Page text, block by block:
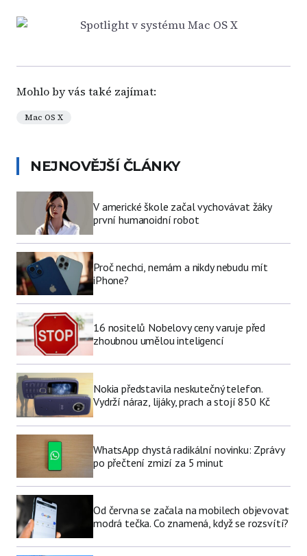
Mohlo by vás také zajímat:
Mac OS X
NEJNOVĚJŠÍ ČLÁNKY
V americké škole začal vychovávat žáky
první humanoidní robot
Proč nechci, nemám a nikdy nebudu mít
iPhone?
16 nositelů Nobelovy ceny varuje před
zhoubnou umělou inteligencí
Nokia představila neskutečný telefon.
Vydrží náraz, lijáky, prach a stojí 850 Kč
WhatsApp chystá radikální novinku: Zprávy
po přečtení zmizí za 5 minut
Od června se začala na mobilech objevovat
modrá tečka. Co znamená, když se rozsvítí?